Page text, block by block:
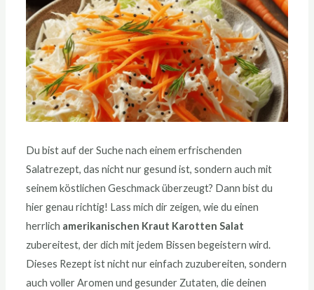
Du bist auf der Suche nach einem erfrischenden
Salatrezept, das nicht nur gesund ist, sondern auch mit
seinem köstlichen Geschmack überzeugt? Dann bist du
hier genau richtig! Lass mich dir zeigen, wie du einen
herrlich amerikanischen Kraut Karotten Salat
zubereitest, der dich mit jedem Bissen begeistern wird.
Dieses Rezept ist nicht nur einfach zuzubereiten, sondern
auch voller Aromen und gesunder Zutaten, die deinen